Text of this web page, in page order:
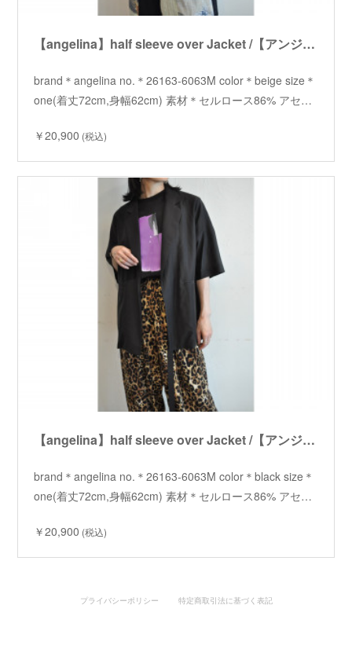
【angelina】half sleeve over Jacket /【アンジェリーナ】ハーフスリーブオーバージャケット
brand＊angelina no.＊26163-6063M color＊beige size＊
one(着丈72cm,身幅62cm) 素材＊セルロース86% アセ…
￥20,900 (税込)
【angelina】half sleeve over Jacket /【アンジェリーナ】ハーフスリーブオーバージャケット
brand＊angelina no.＊26163-6063M color＊black size＊
one(着丈72cm,身幅62cm) 素材＊セルロース86% アセ…
￥20,900 (税込)
プライバシーポリシー 特定商取引法に基づく表記